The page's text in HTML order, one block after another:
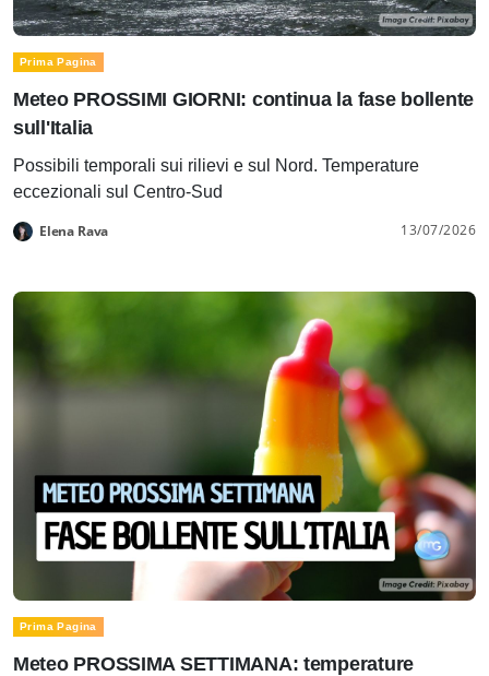
Prima Pagina
Meteo PROSSIMI GIORNI: continua la fase bollente
sull'Italia
Possibili temporali sui rilievi e sul Nord. Temperature
eccezionali sul Centro-Sud
Elena Rava 13/07/2026
Prima Pagina
Meteo PROSSIMA SETTIMANA: temperature